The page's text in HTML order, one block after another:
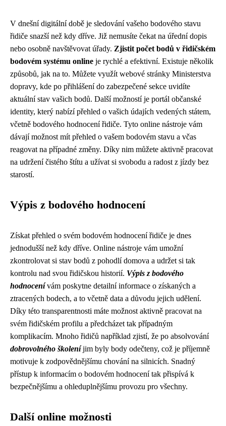
V dnešní digitální době je sledování vašeho bodového stavu
řidiče snazší než kdy dříve. Již nemusíte čekat na úřední dopis
nebo osobně navštěvovat úřady. Zjistit počet bodů v řidičském
bodovém systému online je rychlé a efektivní. Existuje několik
způsobů, jak na to. Můžete využít webové stránky Ministerstva
dopravy, kde po přihlášení do zabezpečené sekce uvidíte
aktuální stav vašich bodů. Další možností je portál občanské
identity, který nabízí přehled o vašich údajích vedených státem,
včetně bodového hodnocení řidiče. Tyto online nástroje vám
dávají možnost mít přehled o vašem bodovém stavu a včas
reagovat na případné změny. Díky nim můžete aktivně pracovat
na udržení čistého štítu a užívat si svobodu a radost z jízdy bez
starostí.
Výpis z bodového hodnocení
Získat přehled o svém bodovém hodnocení řidiče je dnes
jednodušší než kdy dříve. Online nástroje vám umožní
zkontrolovat si stav bodů z pohodlí domova a udržet si tak
kontrolu nad svou řidičskou historií. Výpis z bodového
hodnocenívám poskytne detailní informace o získaných a
ztracených bodech, a to včetně data a důvodu jejich udělení.
Díky této transparentnosti máte možnost aktivně pracovat na
svém řidičském profilu a předcházet tak případným
komplikacím. Mnoho řidičů například zjistí, že po absolvování
dobrovolného školeníjim byly body odečteny, což je příjemně
motivuje k zodpovědnějšímu chování na silnicích. Snadný
přístup k informacím o bodovém hodnocení tak přispívá k
bezpečnějšímu a ohleduplnějšímu provozu pro všechny.
Další online možnosti